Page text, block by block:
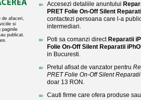
de afaceri,
si
paginile
publicat.
Accesezi detaliile anuntului
PRET Folie On-Off Silent
contactezi persoana care l-a
intermediari.
Poti sa comanzi direct Reparatii
Folie On-Off Silent Reparatii
in Bucuresti.
Pretul afisat de vanzator pentru
PRET Folie On-Off Silent
doar 13 RON.
Cauti firme care ofera produse